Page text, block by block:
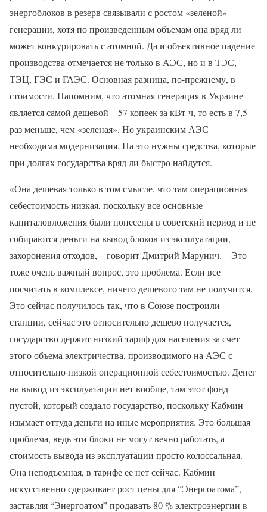
энергоблоков в резерв связывали с ростом «зеленой»
генерации, хотя по произведенным объемам она вряд ли
может конкурировать с атомной. Да и объективное падение
производства отмечается не только в АЭС, но и в ТЭС,
ТЭЦ, ГЭС и ГАЭС. Основная разница, по-прежнему, в
стоимости. Напомним, что атомная генерация в Украине
является самой дешевой – 57 копеек за кВт-ч, то есть в 7,5
раз меньше, чем «зеленая». Но украинским АЭС
необходима модернизация. На это нужны средства, которые
при долгах государства вряд ли быстро найдутся.
«Она дешевая только в том смысле, что там операционная
себестоимость низкая, поскольку все основные
капиталовложения были понесены в советский период и не
собираются деньги на вывод блоков из эксплуатации,
захоронения отходов, – говорит Дмитрий Марунич. – Это
тоже очень важный вопрос, это проблема. Если все
посчитать в комплексе, ничего дешевого там не получится.
Это сейчас получилось так, что в Союзе построили
станции, сейчас это относительно дешево получается,
государство держит низкий тариф для населения за счет
этого объема электричества, производимого на АЭС с
относительно низкой операционной себестоимостью. Денег
на вывод из эксплуатации нет вообще, там этот фонд
пустой, который создало государство, поскольку Кабмин
изымает оттуда деньги на иные мероприятия. Это большая
проблема, ведь эти блоки не могут вечно работать, а
стоимость вывода из эксплуатации просто колоссальная.
Она неподъемная, в тарифе ее нет сейчас. Кабмин
искусственно сдерживает рост цены для “Энергоатома”,
заставляя “Энергоатом” продавать 80 % электроэнергии в